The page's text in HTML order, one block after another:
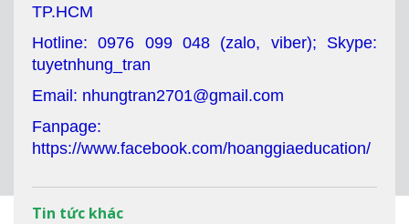
TP.HCM
Hotline: 0976 099 048 (zalo, viber); Skype:
tuyetnhung_tran
Email: nhungtran2701@gmail.com
Fanpage:
https://www.facebook.com/hoanggiaeducation/
Tin tức khác